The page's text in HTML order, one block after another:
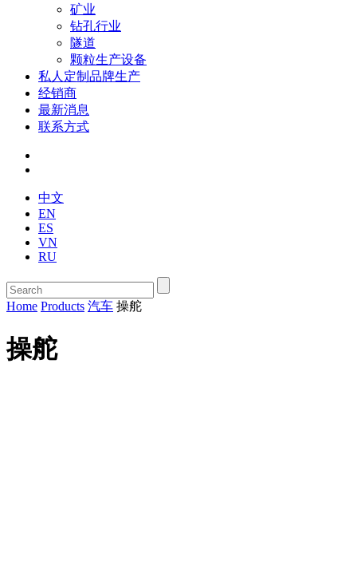
矿业
钻孔行业
隧道
颗粒生产设备
私人定制品牌生产
经销商
最新消息
联系方式
中文
EN
ES
VN
RU
Home Products 汽车 操舵
操舵